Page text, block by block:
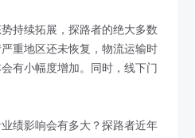
持续拓展，探路者的绝大多数
重地区还未恢复，物流运输时
有小幅度增加。同时，线下门
绩影响会有多大？探路者近年